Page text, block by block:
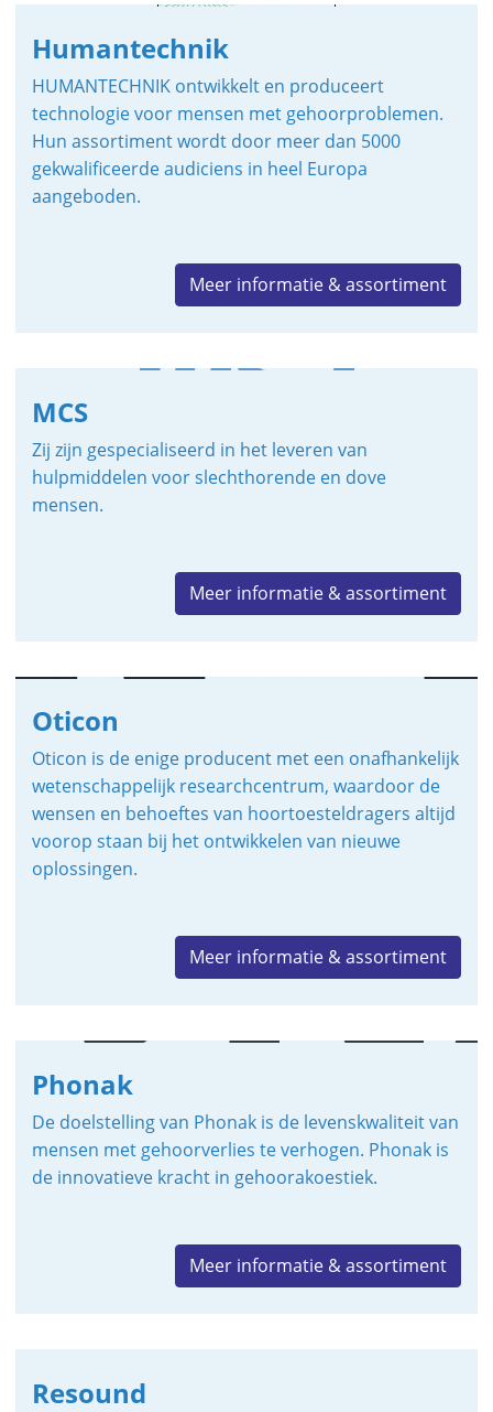
Humantechnik
HUMANTECHNIK ontwikkelt en produceert
technologie voor mensen met gehoorproblemen.
Hun assortiment wordt door meer dan 5000
gekwalificeerde audiciens in heel Europa
aangeboden.
Meer informatie & assortiment
MCS
Zij zijn gespecialiseerd in het leveren van
hulpmiddelen voor slechthorende en dove
mensen.
Meer informatie & assortiment
Oticon
Oticon is de enige producent met een onafhankelijk
wetenschappelijk researchcentrum, waardoor de
wensen en behoeftes van hoortoesteldragers altijd
voorop staan bij het ontwikkelen van nieuwe
oplossingen.
Meer informatie & assortiment
Phonak
De doelstelling van Phonak is de levenskwaliteit van
mensen met gehoorverlies te verhogen. Phonak is
de innovatieve kracht in gehoorakoestiek.
Meer informatie & assortiment
Resound